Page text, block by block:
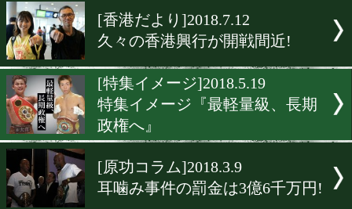
2018年12月のニュース
▶ 新着 KO KiNG ダイエット 女子情報
[香港だより]2018.7.12
久々の香港興行が開戦間近!
[特集イメージ]2018.5.19
特集イメージ『最軽量級、